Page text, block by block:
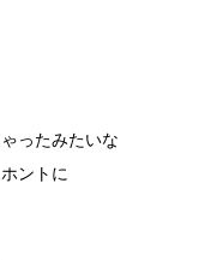
ったみたいな
ントに